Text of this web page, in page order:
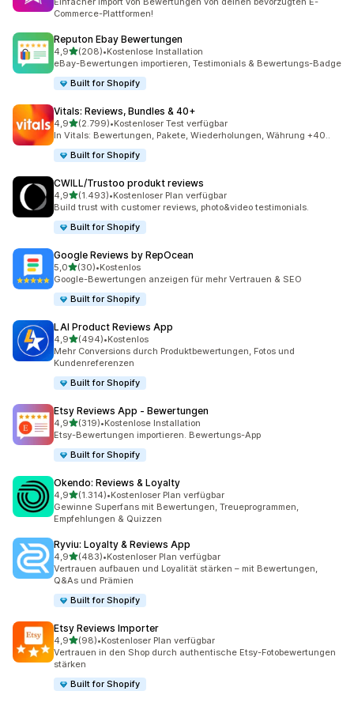
Commerce-Plattformen!
Reputon Ebay Bewertungen
4,9von 5 Sternen
(208)
208 Rezensionen insgesamt
•Kostenlose Installation
eBay-Bewertungen importieren, Testimonials & Bewertungs-Badge
Built for Shopify
Vitals: Reviews, Bundles & 40+
4,9von 5 Sternen
(2.799)
2799 Rezensionen insgesamt
•Kostenloser Test verfügbar
In Vitals: Bewertungen, Pakete, Wiederholungen, Währung +40..
Built for Shopify
CWILL/Trustoo produkt reviews
4,9von 5 Sternen
(1.493)
1493 Rezensionen insgesamt
•Kostenloser Plan verfügbar
Build trust with customer reviews, photo&video testimonials.
Built for Shopify
Google Reviews by RepOcean
5,0von 5 Sternen
(30)
30 Rezensionen insgesamt
•Kostenlos
Google-Bewertungen anzeigen für mehr Vertrauen & SEO
Built for Shopify
LAI Product Reviews App
4,9von 5 Sternen
(494)
494 Rezensionen insgesamt
•Kostenlos
Mehr Conversions durch Produktbewertungen, Fotos und
Kundenreferenzen
Built for Shopify
Etsy Reviews App ‑ Bewertungen
4,9von 5 Sternen
(319)
319 Rezensionen insgesamt
•Kostenlose Installation
Etsy-Bewertungen importieren. Bewertungs-App
Built for Shopify
Okendo: Reviews & Loyalty
4,9von 5 Sternen
(1.314)
1314 Rezensionen insgesamt
•Kostenloser Plan verfügbar
Gewinne Superfans mit Bewertungen, Treueprogrammen,
Empfehlungen & Quizzen
Ryviu: Loyalty & Reviews App
4,9von 5 Sternen
(483)
483 Rezensionen insgesamt
•Kostenloser Plan verfügbar
Vertrauen aufbauen und Loyalität stärken – mit Bewertungen,
Q&As und Prämien
Built for Shopify
Etsy Reviews Importer
4,9von 5 Sternen
(98)
98 Rezensionen insgesamt
•Kostenloser Plan verfügbar
Vertrauen in den Shop durch authentische Etsy-Fotobewertungen
stärken
Built for Shopify